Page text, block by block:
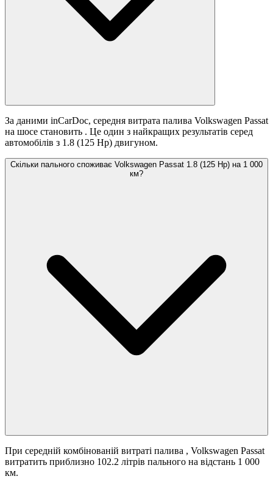
За даними inCarDoc, середня витрата палива Volkswagen Passat
на шосе становить . Це один з найкращих результатів серед
автомобілів з 1.8 (125 Hp) двигуном.
Скільки пального споживає Volkswagen Passat 1.8 (125 Hp) на 1 000
км?
При середній комбінованій витраті палива , Volkswagen Passat
витратить приблизно 102.2 літрів пального на відстань 1 000
км.